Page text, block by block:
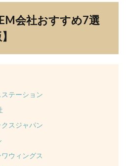
会社おすすめ7選
テーション
スジャパン
ウィングス